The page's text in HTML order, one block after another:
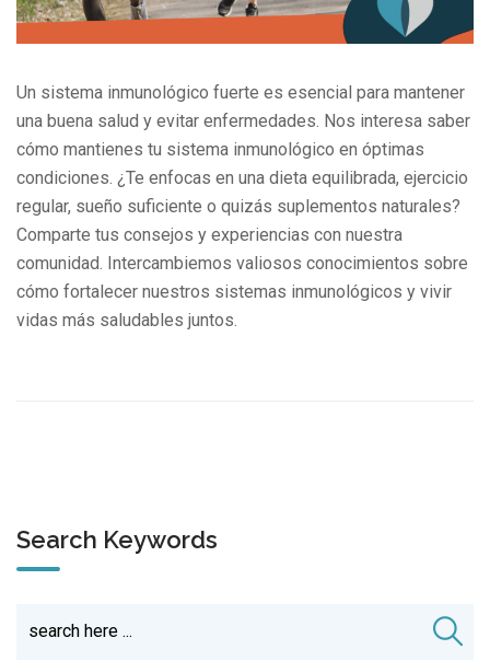
Un sistema inmunológico fuerte es esencial para mantener
una buena salud y evitar enfermedades. Nos interesa saber
cómo mantienes tu sistema inmunológico en óptimas
condiciones. ¿Te enfocas en una dieta equilibrada, ejercicio
regular, sueño suficiente o quizás suplementos naturales?
Comparte tus consejos y experiencias con nuestra
comunidad. Intercambiemos valiosos conocimientos sobre
cómo fortalecer nuestros sistemas inmunológicos y vivir
vidas más saludables juntos.
Search Keywords